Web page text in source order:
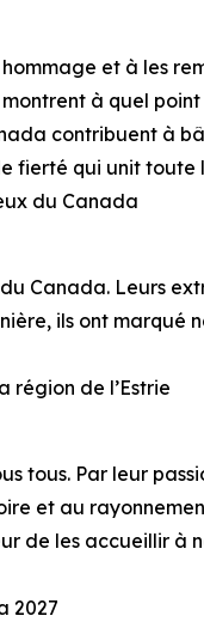
et à les
à quel
contribuent à
fierté qui unit
du Canada
Canada. Leurs
ils ont marqué
région de l’Estrie
tous. Par leur
et au
de les accueillir à
2027